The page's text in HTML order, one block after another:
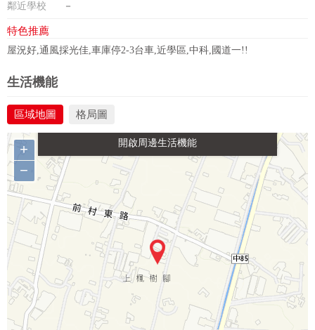
鄰近學校
－
特色推薦
屋況好,通風採光佳,車庫停2-3台車,近學區,中科,國道一!!
生活機能
區域地圖 格局圖
生活購物
+
−